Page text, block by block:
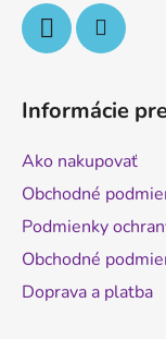
Informácie
Ako nakupovať
Obchodné
Podmienky
Obchodné
Doprava a platba